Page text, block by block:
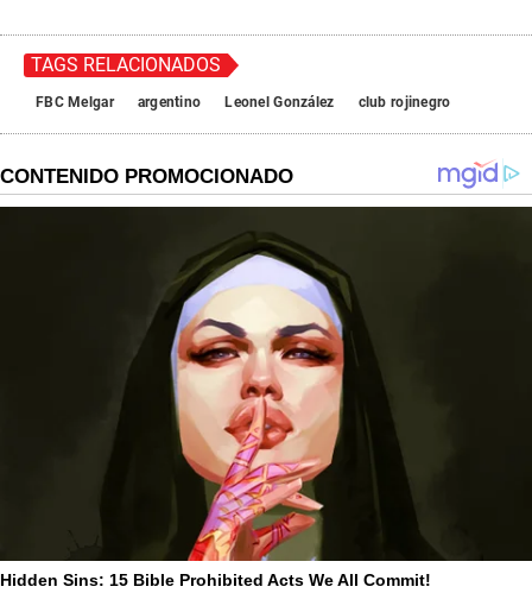
TAGS RELACIONADOS
FBC Melgar argentino Leonel González club rojinegro